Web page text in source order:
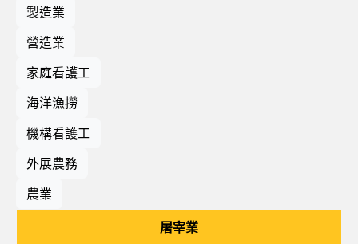
製造業
營造業
家庭看護工
海洋漁撈
機構看護工
外展農務
農業
屠宰業